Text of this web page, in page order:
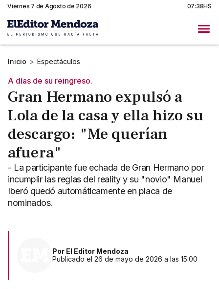
Viernes 7 de Agosto de 2026 07:38HS
Inicio > Espectáculos
A días de su reingreso.
Gran Hermano expulsó a
Lola de la casa y ella hizo su
descargo: "Me querían
afuera"
- La participante fue echada de Gran Hermano por
incumplir las reglas del reality y su "novio" Manuel
Iberó quedó automáticamente en placa de
nominados.
Por El Editor Mendoza
Publicado el 26 de mayo de 2026 a las 15:00